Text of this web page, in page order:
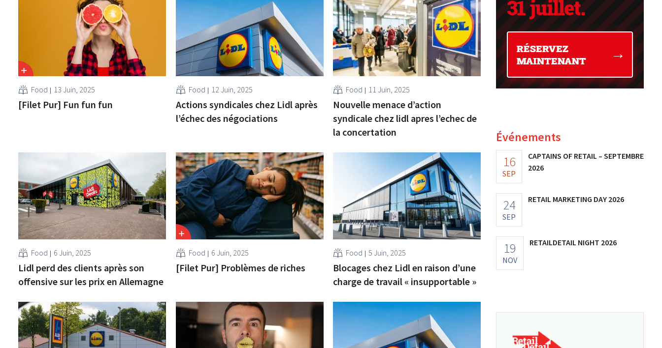
Food 13 Juin, 2025
[Filet Pur] Fun fun fun
Food 12 Juin, 2025
Actions syndicales chez Lidl après
l’échec des négociations
Food 11 Juin, 2025
Nouvelle menace d’action
syndicale chez lidl apres l’echec de
la concertation
Food 6 Juin, 2025
Lidl perd des clients après son
offensive sur les prix en Allemagne
Food 6 Juin, 2025
[Filet Pur] Problèmes de riches
Food 5 Juin, 2025
Blocages chez Lidl en raison d’une
charge de travail « insupportable »
Événements
16
SEP
CAPTAINS OF RETAIL – SEPTEMBRE
2026
24
SEP
RETAIL MARKETING DAY 2026
19
NOV
RETAILDETAIL NIGHT 2026